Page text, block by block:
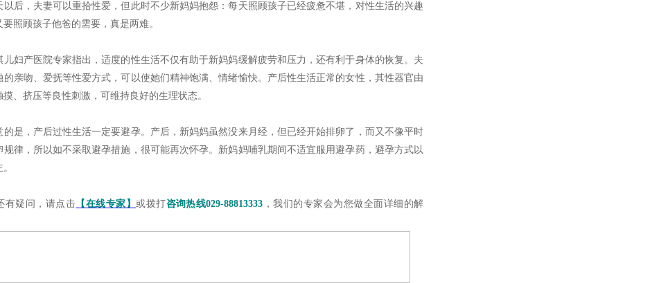
，夫妻可以重拾性爱，但此时不少新妈妈抱怨：每天照顾孩子已经疲惫不堪，对性生活的兴趣
照顾孩子他爸的需要，真是两难。
产医院专家指出，适度的性生活不仅有助于新妈妈缓解疲劳和压力，还有利于身体的恢复。夫
的亲吻、爱抚等性爱方式，可以使她们精神饱满、情绪愉快。产后性生活正常的女性，其性器官由
、挤压等良性刺激，可维持良好的生理状态。
，产后过性生活一定要避孕。产后，新妈妈虽然没来月经，但已经开始排卵了，而又不像平时
规律，所以如不采取避孕措施，很可能再次怀孕。新妈妈哺乳期间不适宜服用避孕药，避孕方式以
疑问，请点击 【在线专家】或拨打咨询热线029-88813333 ，我们的专家会为您做全面详细的解